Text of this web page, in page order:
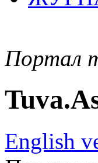
Портал
English